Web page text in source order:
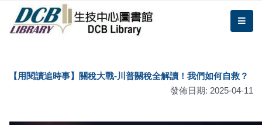
跳到主要內容區塊/Jump To Main Area
DCB圖書館
【用閱讀追時事】關稅大戰-川普關稅全解讀！我們如何自救？
發佈日期: 2025-04-11